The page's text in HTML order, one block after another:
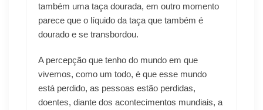
também uma taça dourada, em outro momento
parece que o líquido da taça que também é
dourado e se transbordou.
A percepção que tenho do mundo em que
vivemos, como um todo, é que esse mundo
está perdido, as pessoas estão perdidas,
doentes, diante dos acontecimentos mundiais, a